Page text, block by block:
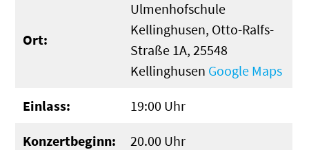
Ort:
Ulmenhofschule
Kellinghusen, Otto-Ralfs-
Straße 1A, 25548
Kellinghusen Google Maps
Einlass: 19:00 Uhr
Konzertbeginn: 20.00 Uhr